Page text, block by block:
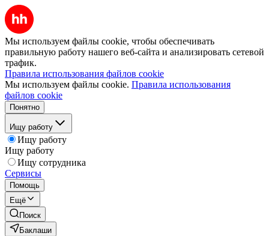
Мы используем файлы cookie, чтобы обеспечивать
правильную работу нашего веб-сайта и анализировать сетевой
трафик.
Правила использования файлов cookie
Мы используем файлы cookie. Правила использования
файлов cookie
Понятно
Ищу работу
Ищу работу
Ищу работу
Ищу сотрудника
Сервисы
Помощь
Ещё
Поиск
Баклаши